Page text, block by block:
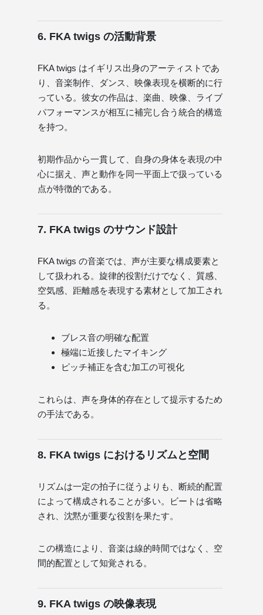
6. FKA twigs の活動背景
FKA twigs はイギリス出身のアーティストであ
り、音楽制作、ダンス、映像表現を横断的に行
っている。彼女の作品は、楽曲、映像、ライブ
パフォーマンスが相互に補完し合う統合的構造
を持つ。
初期作品から一貫して、自身の身体を表現の中
心に据え、声と動作を同一平面上で扱っている
点が特徴的である。
7. FKA twigs のサウンド設計
FKA twigs の音楽では、声が主要な構成要素と
して扱われる。旋律的役割だけでなく、質感、
空気感、距離感を表現する素材として加工され
る。
ブレス音の明確な配置
極端に近接したマイキング
ピッチ補正を含む加工の可視化
これらは、声を身体的存在として提示するため
の手法である。
8. FKA twigs におけるリズムと空間
リズムは一定の拍子に従うよりも、断続的配置
によって構成されることが多い。ビートは省略
され、沈黙が重要な役割を果たす。
この構造により、音楽は線的時間ではなく、空
間的配置として知覚される。
9. FKA twigs の映像表現